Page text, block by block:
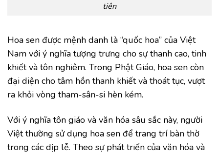
tiên
Hoa sen được mệnh danh là “quốc hoa” của Việt
Nam với ý nghĩa tượng trưng cho sự thanh cao, tinh
khiết và tôn nghiêm. Trong Phật Giáo, hoa sen còn
đại diện cho tâm hồn thanh khiết và thoát tục, vượt
ra khỏi vòng tham-sân-si hèn kém.
Với ý nghĩa tôn giáo và văn hóa sâu sắc này, người
Việt thường sử dụng hoa sen để trang trí bàn thờ
trong các dịp lễ. Theo sự phát triển của văn hóa và